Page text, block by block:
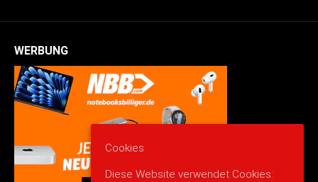
WERBUNG
Cookies
Diese Website verwendet Cookies: